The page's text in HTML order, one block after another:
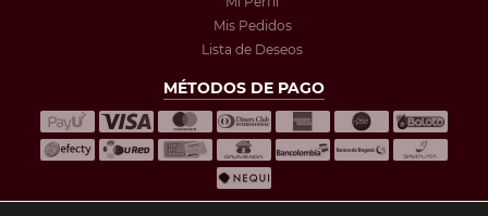
Mis Pedidos
Lista de Deseos
MÉTODOS DE PAGO